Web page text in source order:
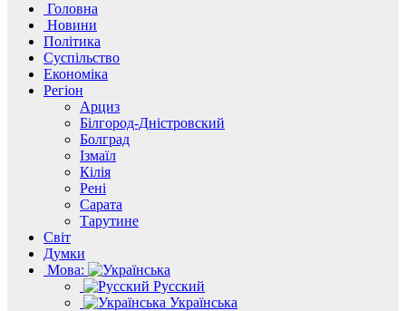
Головна
Новини
Політика
Суспільство
Економіка
Регіон
Арциз
Білгород-Дністровский
Болград
Ізмаїл
Кілія
Рені
Сарата
Тарутине
Світ
Думки
Мова:
Русский
Українська